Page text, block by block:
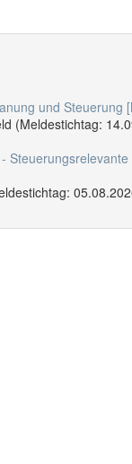
und Steuerung
(Meldestichtag: